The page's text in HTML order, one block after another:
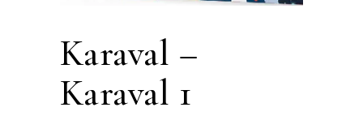
Karaval –
Karaval 1